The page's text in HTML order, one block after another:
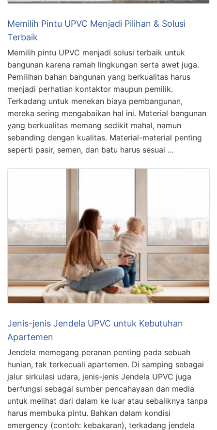
Memilih Pintu UPVC Menjadi Pilihan & Solusi
Terbaik
Memilih pintu UPVC menjadi solusi terbaik untuk
bangunan karena ramah lingkungan serta awet juga.
Pemilihan bahan bangunan yang berkualitas harus
menjadi perhatian kontaktor maupun pemilik.
Terkadang untuk menekan biaya pembangunan,
mereka sering mengabaikan hal ini. Material bangunan
yang berkualitas memang sedikit mahal, namun
sebanding dengan kualitas. Material-material penting
seperti pasir, semen, dan batu harus sesuai …
Jenis-jenis Jendela UPVC untuk Kebutuhan
Apartemen
Jendela memegang peranan penting pada sebuah
hunian, tak terkecuali apartemen. Di samping sebagai
jalur sirkulasi udara, jenis-jenis Jendela UPVC juga
berfungsi sebagai sumber pencahayaan dan media
untuk melihat dari dalam ke luar atau sebaliknya tanpa
harus membuka pintu. Bahkan dalam kondisi
emergency (contoh: kebakaran), terkadang jendela